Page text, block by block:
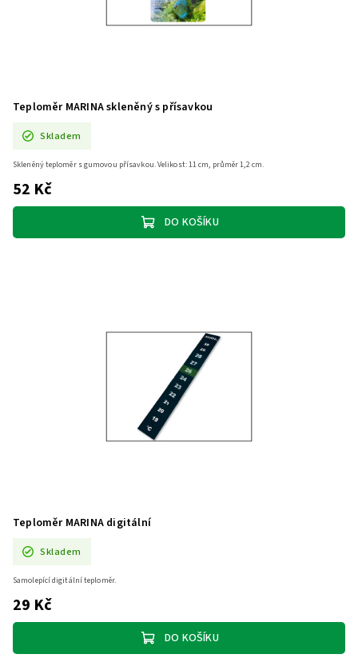
Teploměr MARINA skleněný s přísavkou
Skladem
52 Kč
DO KOŠÍKU
Skleněný teploměr s gumovou přísavkou. Velikost: 11 cm, průměr 1,2 cm.
Teploměr MARINA digitální
Skladem
29 Kč
DO KOŠÍKU
Samolepící digitální teploměr.